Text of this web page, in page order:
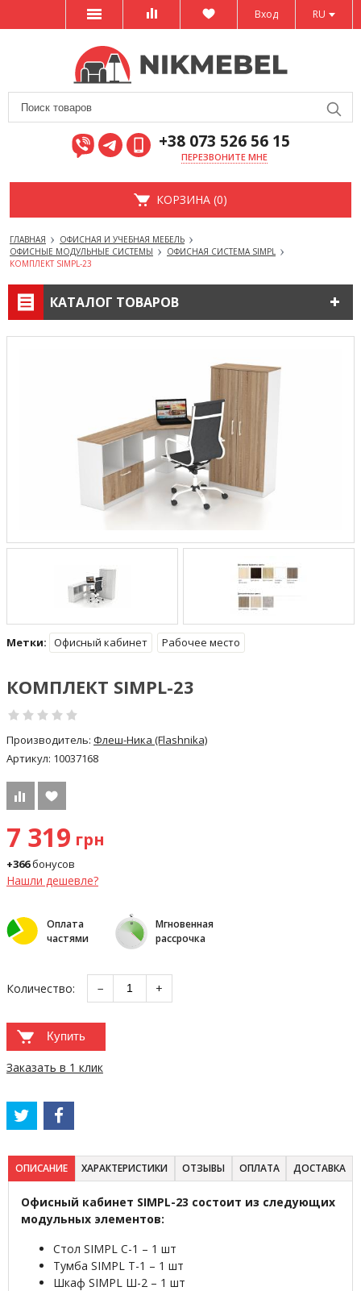
RU
Вход
+38 073 526 56 15
ПЕРЕЗВОНИТЕ МНЕ
КОРЗИНА (0)
ГЛАВНАЯ
ОФИСНАЯ И УЧЕБНАЯ МЕБЕЛЬ
ОФИСНЫЕ МОДУЛЬНЫЕ СИСТЕМЫ
ОФИСНАЯ СИСТЕМА SIMPL
КОМПЛЕКТ SIMPL-23
КАТАЛОГ ТОВАРОВ
Метки: Офисный кабинет Рабочее место
КОМПЛЕКТ SIMPL-23
Производитель: Флеш-Ника (Flashnika)
Артикул: 10037168
7 319 грн
+366бонусов
Нашли дешевле?
Оплата
частями
Мгновенная
рассрочка
Количество: − +
Купить
Заказать в 1 клик
ОПИСАНИЕ ХАРАКТЕРИСТИКИ ОТЗЫВЫ ОПЛАТА ДОСТАВКА
Офисный кабинет SIMPL-23 состоит из следующих
модульных элементов:
Стол SIMPL С-1 – 1 шт
Тумба SIMPL Т-1 – 1 шт
Шкаф SIMPL Ш-2 – 1 шт